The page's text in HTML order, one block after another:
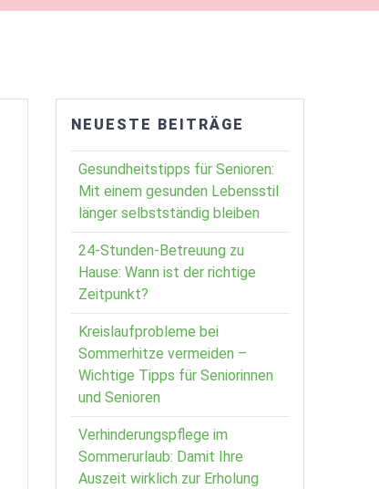
NEUESTE BEITRÄGE
Gesundheitstipps für Senioren:
Mit einem gesunden Lebensstil
länger selbstständig bleiben
24-Stunden-Betreuung zu
Hause: Wann ist der richtige
Zeitpunkt?
Kreislaufprobleme bei
Sommerhitze vermeiden –
Wichtige Tipps für Seniorinnen
und Senioren
Verhinderungspflege im
Sommerurlaub: Damit Ihre
Auszeit wirklich zur Erholung